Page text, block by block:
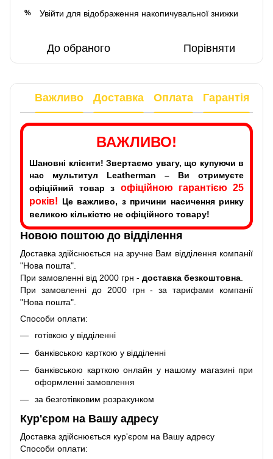
% Увійти для відображення накопичувальної знижки
До обраного Порівняти
Важливо Доставка Оплата Гарантія
ВАЖЛИВО!
Шановні клієнти! Звертаємо увагу, що купуючи в
нас мультитул Leatherman – Ви отримуєте
офіційний товар з офіційною гарантією 25
років! Це важливо, з причини насичення ринку
великою кількістю не офіційного товару!
Новою поштою до відділення
Доставка здійснюється на зручне Вам відділення компанії
"Нова пошта".
При замовленні від 2000 грн - доставка безкоштовна
При замовленні до 2000 грн - за тарифами компанії
"Нова пошта".
Способи оплати:
готівкою у відділенні
банківською карткою у відділенні
банківською карткою онлайн у нашому магазині при
оформленні замовлення
за безготівковим розрахунком
Кур'єром на Вашу адресу
Доставка здійснюється кур'єром на Вашу адресу
Способи оплати: